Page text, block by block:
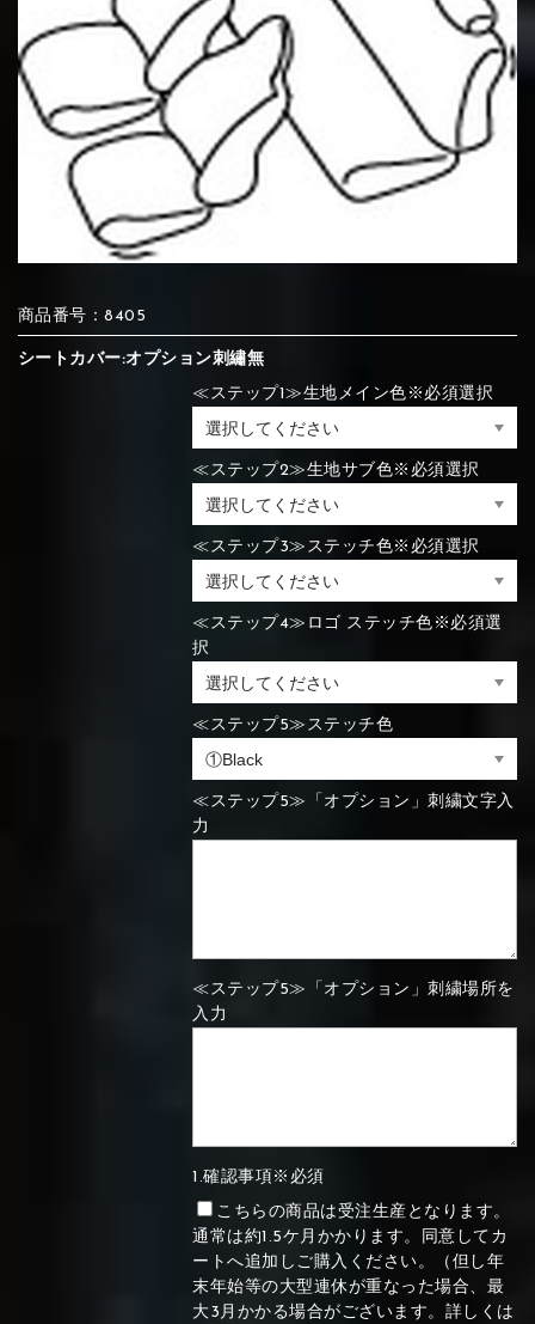
④Brown ⑤Dark Brown ⑥Yellow
⑦Blue ⑧Orange ⑨Pink
⑪Black
⑭Caramel ⑮Wine red
④Brown ⑤Dark Brown ⑥Yellow
⑦Blue ⑧Orange ⑨Pink
⑪Black
⑭Caramel ⑮Wine red
①Black ②Gray ③Light gray
④Beige ⑤Ivory
⑦Wine-red ⑧Yellow
⑪Blue ⑫Aqua blue
⑭Pink ⑮Rose pink
⑰Silver ⑱Green
①Black ②Gray ③Light gray
④Beige ⑤Ivory ⑥Red
⑧Yellow ⑨Orange
⑪Blue ⑫Aqua blue
⑭Pink
⑩Brown ⑪Blue ⑫Aqua blue
⑬Sky blue ⑭Pink ⑮Rose pink
⑯White ⑰Silver
⑳Purple
商品番号：8405
シートカバー:オプション刺繡無
≪ステップ1≫生地メイン色※必須選択
≪ステップ2≫生地サブ色※必須選択
≪ステップ3≫ステッチ色※必須選択
≪ステップ4≫ロゴ ステッチ色※必須選
択
≪ステップ5≫ステッチ色
≪ステップ5≫「オプション」刺繍文字入
力
≪ステップ5≫「オプション」刺繍場所を
入力
1.確認事項※必須
こちらの商品は受注生産となります。
通常は約1.5ケ月かかります。同意してカ
ートへ追加しご購入ください。（但し年
末年始等の大型連休が重なった場合、最
大3月かかる場合がございます。詳しくは